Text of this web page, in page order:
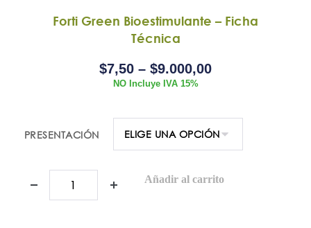
Forti Green Bioestimulante – Ficha
Técnica
$7,50 – $9.000,00
NO Incluye IVA 15%
PRESENTACIÓN
Añadir al carrito